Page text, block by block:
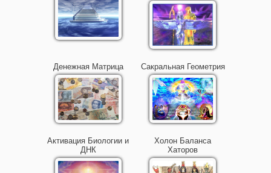
Денежная Матрица Сакральная Геометрия
Активация Биологии и
ДНК
Холон Баланса
Хаторов